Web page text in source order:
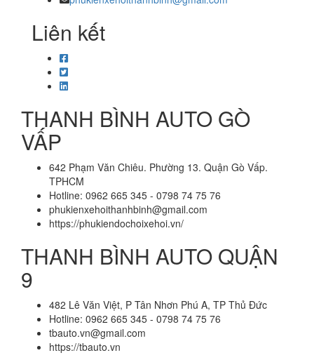
Liên kết
THANH BÌNH AUTO GÒ
VẤP
642 Phạm Văn Chiêu. Phường 13. Quận Gò Vấp.
TPHCM
Hotline: 0962 665 345 - 0798 74 75 76
phukienxehoithanhbinh@gmail.com
https://phukiendochoixehoi.vn/
THANH BÌNH AUTO QUẬN
9
482 Lê Văn Việt, P Tân Nhơn Phú A, TP Thủ Đức
Hotline: 0962 665 345 - 0798 74 75 76
tbauto.vn@gmail.com
https://tbauto.vn